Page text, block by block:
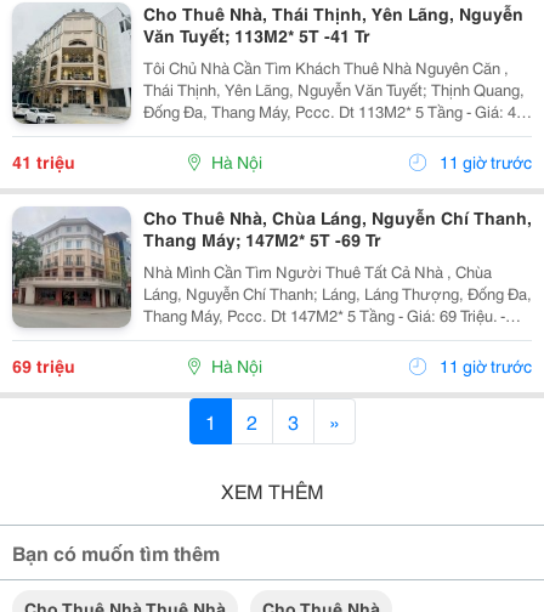
Cho Thuê Nhà, Thái Thịnh, Yên Lãng, Nguyễn
Văn Tuyết; 113M2* 5T -41 Tr
Tôi Chủ Nhà Cần Tìm Khách Thuê Nhà Nguyên Căn ,
Thái Thịnh, Yên Lãng, Nguyễn Văn Tuyết; Thịnh Quang,
Đống Đa, Thang Máy, Pccc. Dt 113M2* 5 Tầng - Giá: 41
Triệu. - Liên Hệ Trực Tiếp Chính Chủ: 0946814103 - Vỉa
Hè Lớn, Mặt Tiền Rộng, Thoáng. - Vị Trí...
41 triệu Hà Nội 11 giờ trước
Cho Thuê Nhà, Chùa Láng, Nguyễn Chí Thanh,
Thang Máy; 147M2* 5T -69 Tr
Nhà Mình Cần Tìm Người Thuê Tất Cả Nhà , Chùa
Láng, Nguyễn Chí Thanh; Láng, Láng Thượng, Đống Đa,
Thang Máy, Pccc. Dt 147M2* 5 Tầng - Giá: 69 Triệu. -
Liên Hệ Trực Tiếp Chính Chủ: 0946004782 - Vỉa Hè Lớn,
Mặt Tiền Rộng, Thoáng. - Vị Trí Ngay Gần Ngã...
69 triệu Hà Nội 11 giờ trước
1 2 3 »
XEM THÊM
Bạn có muốn tìm thêm